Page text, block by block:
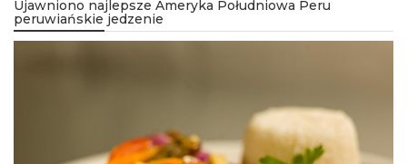
Ujawniono najlepsze Ameryka Południowa Peru
peruwiańskie jedzenie